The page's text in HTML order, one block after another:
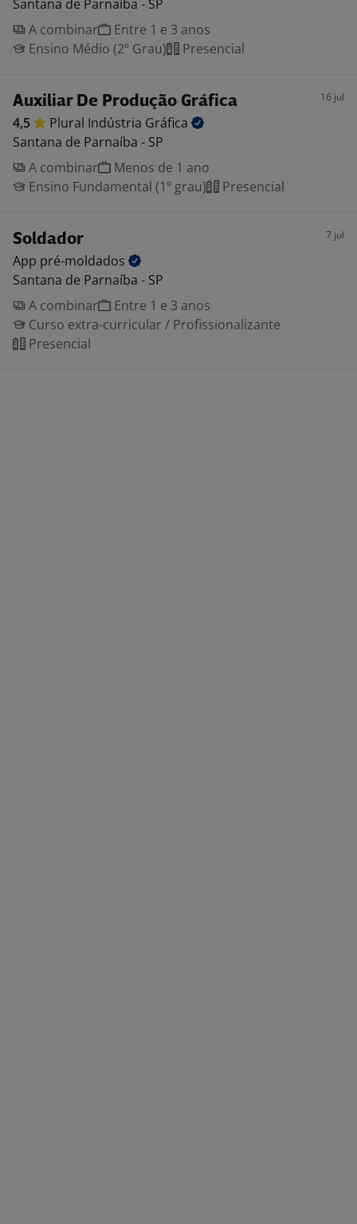
Santana de Parnaíba - SP
A combinar
Entre 1 e 3 anos
Ensino Médio (2º Grau)
Presencial
Auxiliar De Produção Gráfica 16 jul
4,5 Plural Indústria Gráfica
Santana de Parnaíba - SP
A combinar
Menos de 1 ano
Ensino Fundamental (1º grau)
Presencial
Soldador 7 jul
App pré-moldados
Santana de Parnaíba - SP
A combinar
Entre 1 e 3 anos
Curso extra-curricular / Profissionalizante
Presencial